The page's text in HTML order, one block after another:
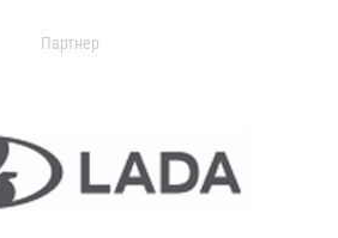
Партнер